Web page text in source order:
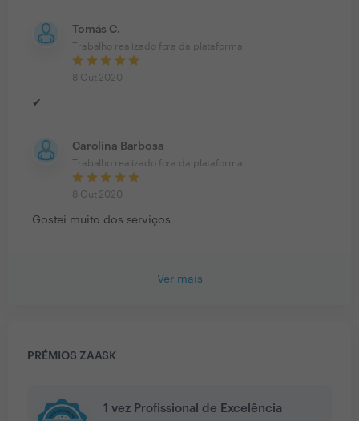
Tomás C.
Trabalho realizado fora da plataforma
8 Out 2020
✔
Carolina Barbosa
Trabalho realizado fora da plataforma
8 Out 2020
Gostei muito dos serviços
Ver mais
PRÉMIOS ZAASK
1 vez Profissional de Excelência